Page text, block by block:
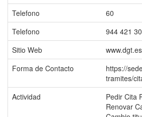
Telefono
60
Telefono
944 421
Sitio Web
Forma de Contacto
https://
tramites/
Actividad
Pedir Cita
Renovar